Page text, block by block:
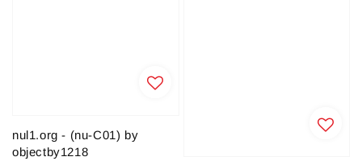
nul1.org - (nu-C01) by
objectby1218